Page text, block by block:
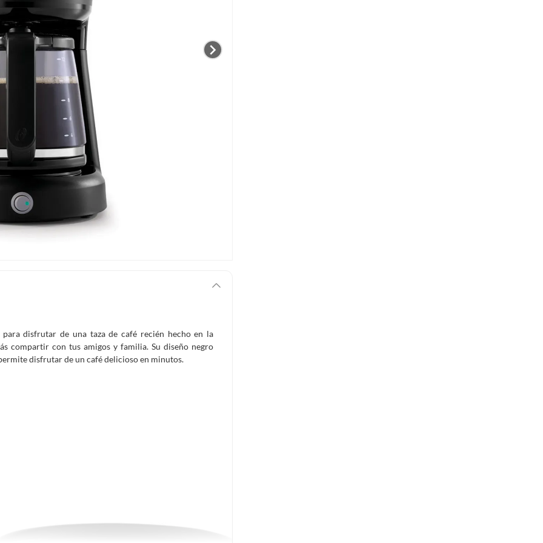
disfrutar de una taza de café recién hecho en la
compartir con tus amigos y familia. Su diseño negro
disfrutar de un café delicioso en minutos.